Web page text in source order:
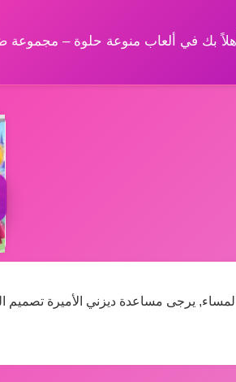
أهلاً بك في ألعاب منوعة حلوة – مجموعة
يرجى مساعدة ديزني الأميرة تصميم